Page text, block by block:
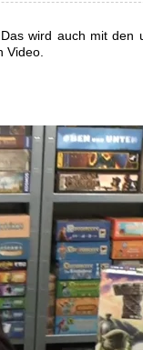
wird auch mit
Video.